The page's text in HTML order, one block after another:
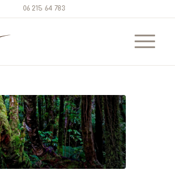
06 215 64 783